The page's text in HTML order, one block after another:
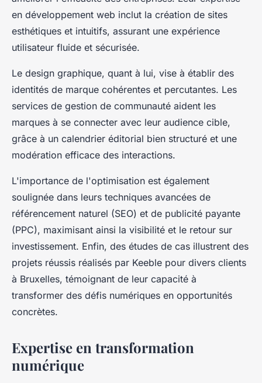
en développement web inclut la création de sites
esthétiques et intuitifs, assurant une expérience
utilisateur fluide et sécurisée.
Le design graphique, quant à lui, vise à établir des
identités de marque cohérentes et percutantes. Les
services de gestion de communauté aident les
marques à se connecter avec leur audience cible,
grâce à un calendrier éditorial bien structuré et une
modération efficace des interactions.
L'importance de l'optimisation est également
soulignée dans leurs techniques avancées de
référencement naturel (SEO) et de publicité payante
(PPC), maximisant ainsi la visibilité et le retour sur
investissement. Enfin, des études de cas illustrent des
projets réussis réalisés par Keeble pour divers clients
à Bruxelles, témoignant de leur capacité à
transformer des défis numériques en opportunités
concrètes.
Expertise en transformation
numérique